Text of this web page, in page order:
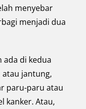
menyebar
menjadi dua
ada di kedua
jantung,
paru-paru atau
kanker. Atau,